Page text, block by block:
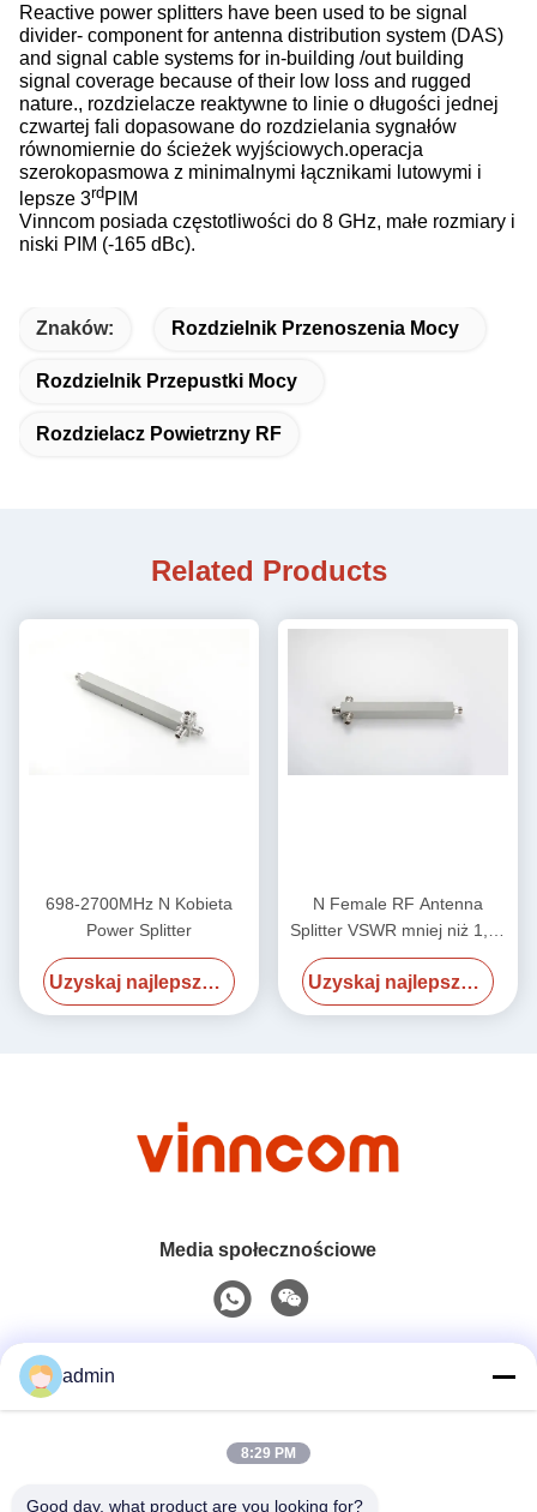
Reactive power splitters have been used to be signal
divider- component for antenna distribution system (DAS)
and signal cable systems for in-building /out building
signal coverage because of their low loss and rugged
nature., rozdzielacze reaktywne to linie o długości jednej
czwartej fali dopasowane do rozdzielania sygnałów
równomiernie do ścieżek wyjściowych.operacja
szerokopasmowa z minimalnymi łącznikami lutowymi i
lepsze 3rdPIM
Vinncom posiada częstotliwości do 8 GHz, małe rozmiary i
niski PIM (-165 dBc).
Znaków: Rozdzielnik Przenoszenia Mocy
Rozdzielnik Przepustki Mocy
Rozdzielacz Powietrzny RF
Related Products
698-2700MHz N Kobieta
Power Splitter
Uzyskaj najlepszą cenę
N Female RF Antenna
Splitter VSWR mniej niż 1,25
/ mniej niż 1,3 700-4000MHz
Uzyskaj najlepszą cenę
Media społecznościowe
0086-551-65396351
admin
8:29 PM
Good day, what product are you looking for?